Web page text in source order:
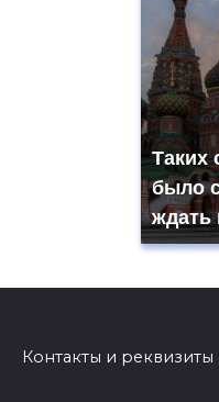
Таких
было
ждать
Контакты и реквизиты